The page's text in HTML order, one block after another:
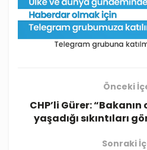
Önceki
CHP’li Gürer:
yaşadığı sıkıntıları
Sonraki